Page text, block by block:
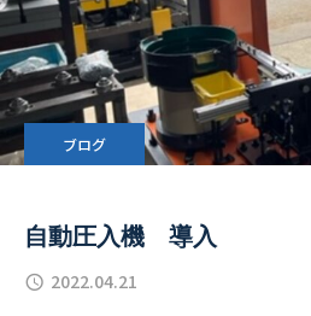
ブログ
自動圧入機 導入
2022.04.21